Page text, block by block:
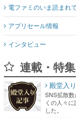
電ファミのいま読まれ
アプリセール情報
インタビュー
連載・特
殿堂入
SNS拡散
くの人々
した。